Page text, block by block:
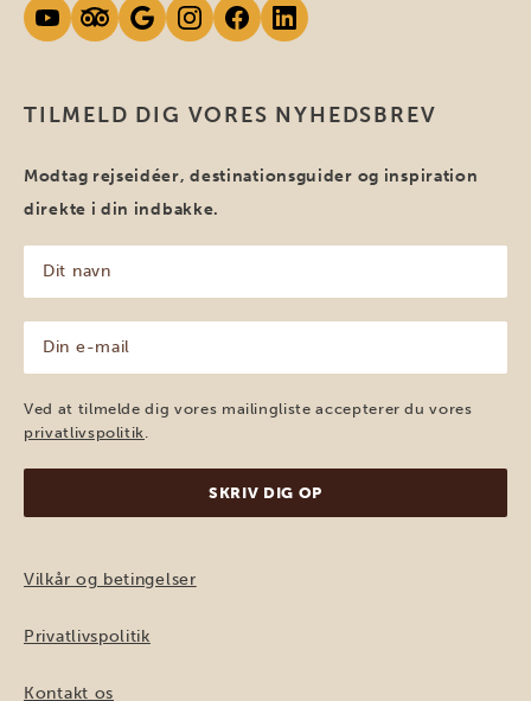
TILMELD DIG VORES NYHEDSBREV
Modtag rejseidéer, destinationsguider og inspiration
direkte i din indbakke.
navn
(Påkrævet)
mail
(Påkrævet)
Ved at tilmelde dig vores mailingliste accepterer du vores
privatlivspolitik
Vilkår og betingelser
Privatlivspolitik
Kontakt os